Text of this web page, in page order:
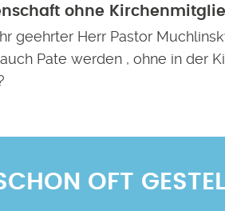
ohne
geehrter Herr Pastor
Pate werden , ohne in der
OFT